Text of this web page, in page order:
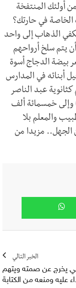
أولئك المنتفخة
في حارتك؟
الذهاب إلى واحد
يتم سلخ أرواحهم
بيضة الدجاج أسوة
أبنائه في المدارس
عبد الناصر
وإلى خمسمائة ألف
والمعلم بلا
الجهل.. مزيدا من
الخبر التالي
يخرج عن صمته ويتهم
عليه ومنعه من الكتابة